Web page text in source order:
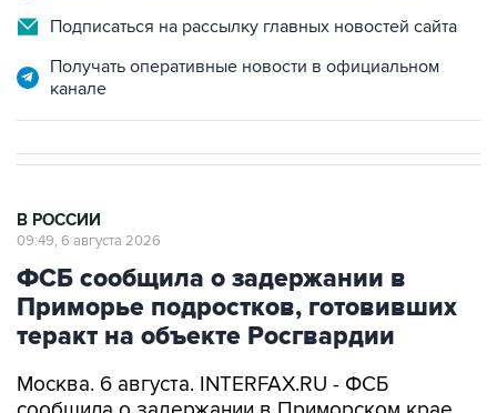
Подписаться на рассылку главных новостей сайта
Получать оперативные новости в официальном
канале
В РОССИИ
09:49, 6 августа 2026
ФСБ сообщила о задержании в
Приморье подростков, готовивших
теракт на объекте Росгвардии
Москва. 6 августа. INTERFAX.RU - ФСБ